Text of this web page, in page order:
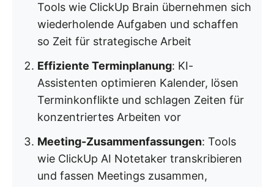
Tools wie ClickUp Brain übernehmen sich
wiederholende Aufgaben und schaffen
so Zeit für strategische Arbeit
Effiziente Terminplanung: KI-
Assistenten optimieren Kalender, lösen
Terminkonflikte und schlagen Zeiten für
konzentriertes Arbeiten vor
Meeting-Zusammenfassungen: Tools
wie ClickUp AI Notetaker transkribieren
und fassen Meetings zusammen,